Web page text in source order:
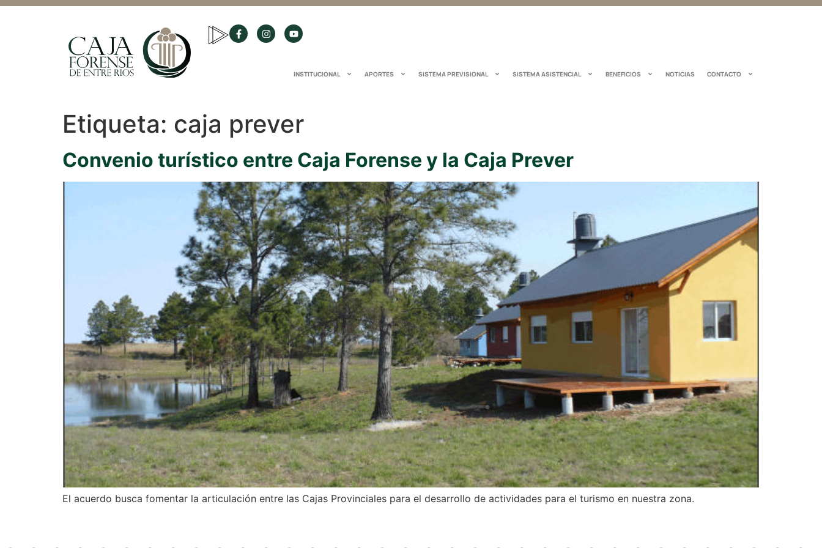
INSTITUCIONAL APORTES SISTEMA PREVISIONAL SISTEMA ASISTENCIAL BENEFICIOS NOTICIAS CONTACTO
Etiqueta: caja prever
Convenio turístico entre Caja Forense y la Caja Prever
El acuerdo busca fomentar la articulación entre las Cajas Provinciales para el desarrollo de actividades para el turismo en nuestra zona.